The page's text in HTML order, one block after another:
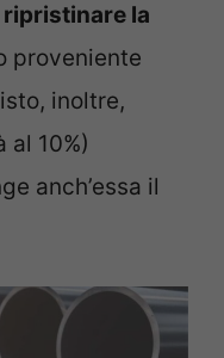
ripristinare la
proveniente
inoltre,
al 10%)
anch’essa il